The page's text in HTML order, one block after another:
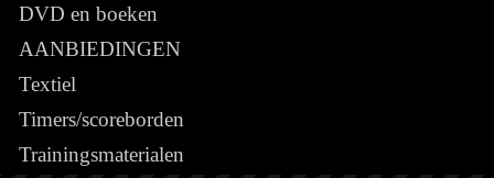
DVD en boeken
AANBIEDINGEN
Textiel
Timers/scoreborden
Trainingsmaterialen